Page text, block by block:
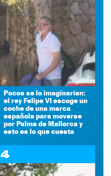
Pocos se lo imaginarían:
el rey Felipe VI escoge un
coche de una marca
española para moverse
por Palma de Mallorca y
esto es lo que cuesta
4